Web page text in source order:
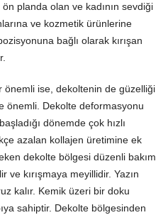
planda olan ve kadının sevdiği
ve kozmetik ürünlerine
bağlı olarak kırışan
önemli ise, dekoltenin de güzelliği
önemli. Dekolte deformasyonu
dönemde çok hızlı
azalan kollajen üretimine ek
dekolte bölgesi düzenli bakım
ve kırışmaya meyillidir. Yazın
kalır. Kemik üzeri bir doku
sahiptir. Dekolte bölgesinden